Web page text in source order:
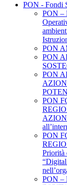
PON - Fondi
PON –
PON
PON
PON
PON
PON
Priorità
PON